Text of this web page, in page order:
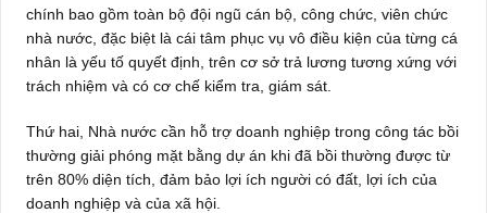
chính bao gồm toàn bộ đội ngũ cán bộ, công chức, viên chức
nhà nước, đặc biệt là cái tâm phục vụ vô điều kiện của từng cá
nhân là yếu tố quyết định, trên cơ sở trả lương tương xứng với
trách nhiệm và có cơ chế kiểm tra, giám sát.
Thứ hai, Nhà nước cần hỗ trợ doanh nghiệp trong công tác bồi
thường giải phóng mặt bằng dự án khi đã bồi thường được từ
trên 80% diện tích, đảm bảo lợi ích người có đất, lợi ích của
doanh nghiệp và của xã hội.